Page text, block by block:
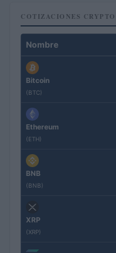
COTIZACIONES CRYPTO
Nombre
Bitcoin
(BTC)
Ethereum
(ETH)
BNB
(BNB)
XRP
(XRP)